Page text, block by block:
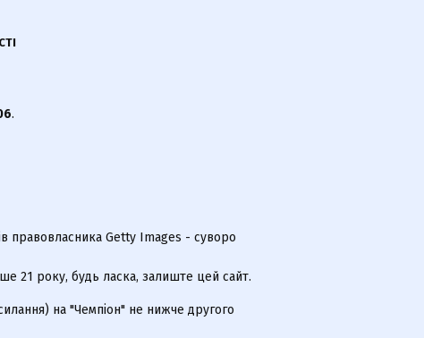
.
правовласника Getty Images - суворо
21 року, будь ласка, залиште цей сайт.
на "Чемпіон" не нижче другого